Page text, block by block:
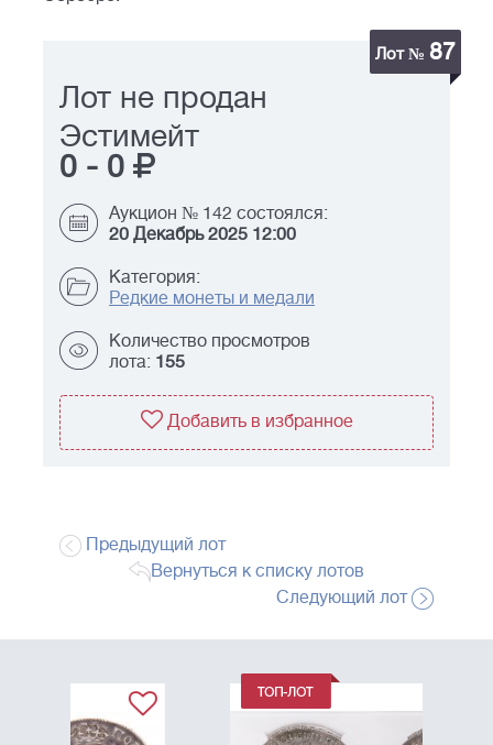
Лот № 87
Лот не продан
Эстимейт
0 - 0
Аукцион № 142 состоялся:
20 Декабрь 2025 12:00
Категория:
Редкие монеты и медали
Количество просмотров
лота: 155
Добавить в избранное
Предыдущий лот
Вернуться к списку лотов
Следующий лот